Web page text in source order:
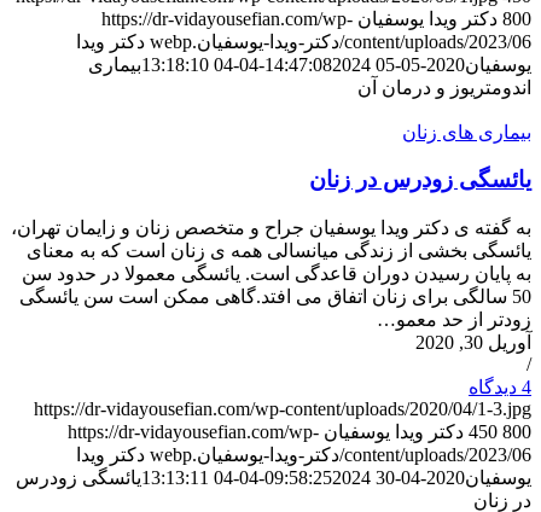
800 دکتر ویدا یوسفیان https://dr-vidayousefian.com/wp-
content/uploads/2023/06/دکتر-ویدا-یوسفیان.webp
دکتر ویدا
یوسفیان2020-05-05 14:47:08
2024-04-04 13:18:10
بیماری
اندومتریوز و درمان آن
بیماری های زنان
یائسگی زودرس در زنان
به گفته ی دکتر ویدا یوسفیان جراح و متخصص زنان و زایمان تهران،
یائسگی بخشی از زندگی میانسالی همه ی زنان است که به معنای
به پایان رسیدن دوران قاعدگی است. یائسگی معمولا در حدود سن
50 سالگی برای زنان اتفاق می افتد.گاهی ممکن است سن یائسگی
زودتر از حد معمو…
آوریل 30, 2020
/
4 دیدگاه‌
https://dr-vidayousefian.com/wp-content/uploads/2020/04/1-3.jpg
450 800 دکتر ویدا یوسفیان https://dr-vidayousefian.com/wp-
content/uploads/2023/06/دکتر-ویدا-یوسفیان.webp
دکتر ویدا
یوسفیان2020-04-30 09:58:25
2024-04-04 13:13:11
یائسگی زودرس
در زنان